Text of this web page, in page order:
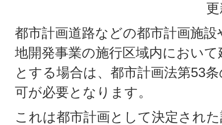
都市計画道路などの都市計画施
地開発事業の施行区域内におい
とする場合は、都市計画法第53
可が必要となります。
これは都市計画として決定され